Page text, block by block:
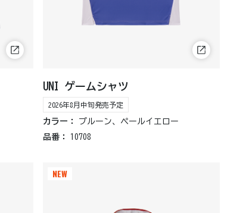
UNI ゲームシャツ
2026年8月中旬発売予定
カラー：
プルーン、ペールイエロー
品番：
10708
NEW